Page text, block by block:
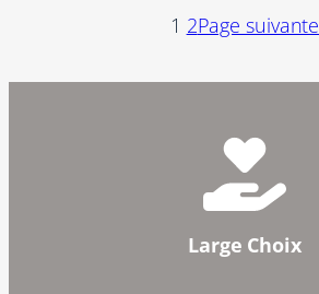
1 2Page suivante
Large Choix